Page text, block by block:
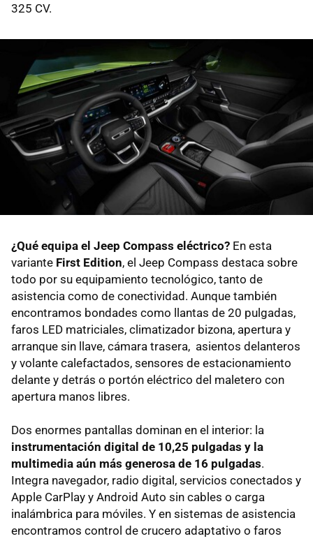
325 CV.
¿Qué equipa el Jeep Compass eléctrico? En esta
variante First Edition, el Jeep Compass destaca sobre
todo por su equipamiento tecnológico, tanto de
asistencia como de conectividad. Aunque también
encontramos bondades como llantas de 20 pulgadas,
faros LED matriciales, climatizador bizona, apertura y
arranque sin llave, cámara trasera, asientos delanteros
y volante calefactados, sensores de estacionamiento
delante y detrás o portón eléctrico del maletero con
apertura manos libres.
Dos enormes pantallas dominan en el interior: la
instrumentación digital de 10,25 pulgadas y la
multimedia aún más generosa de 16 pulgadas.
Integra navegador, radio digital, servicios conectados y
Apple CarPlay y Android Auto sin cables o carga
inalámbrica para móviles. Y en sistemas de asistencia
encontramos control de crucero adaptativo o faros